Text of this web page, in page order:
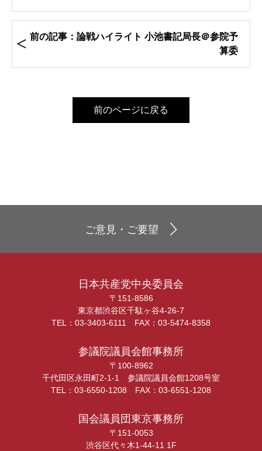
前の記事：論戦ハイライト 小池書記局長＠参院予
算委
前のページに戻る
ご意見・ご要望
日本共産党中央委員会
〒151-8586
東京都渋谷区千駄ヶ谷4-26-7
TEL：03-3403-6111 FAX：03-5474-8358
参議院議員会館事務所
〒100-8962
千代田区永田町2-1-1 参議院議員会館1208号室
TEL：03-6550-1208 FAX：03-6551-1208
国会議員団東京事務所
〒151-0053
渋谷区代々木1-44-11 1F